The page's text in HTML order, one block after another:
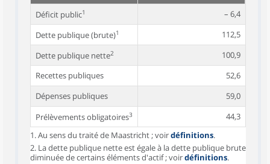
Déficit public1
– 6,4
Dette publique (brute)1
112,5
Dette publique nette2
100,9
Recettes publiques
52,6
Dépenses publiques
59,0
Prélèvements obligatoires3
44,3
1. Au sens du traité de Maastricht ; voirdéfinitions.
2. La dette publique nette est égale à la dette publique brute
diminuée de certains éléments d'actif ; voirdéfinitions.